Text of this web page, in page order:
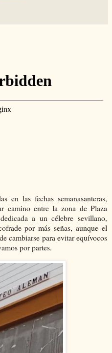
en las fechas semanasanteras,
camino entre la zona de Plaza
a un célebre sevillano,
por más señas, aunque el
cambiarse para evitar equívocos
por partes.